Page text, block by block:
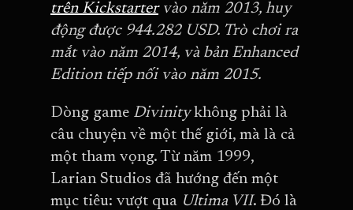
trên Kickstartervào năm 2013, huy
động được 944.282 USD. Trò chơi ra
mắt vào năm 2014, và bản Enhanced
Edition tiếp nối vào năm 2015.
Dòng game Divinitykhông phải là
câu chuyện về một thế giới, mà là cả
một tham vọng. Từ năm 1999,
Larian Studios đã hướng đến một
mục tiêu: vượt qua Ultima VII. Đó là